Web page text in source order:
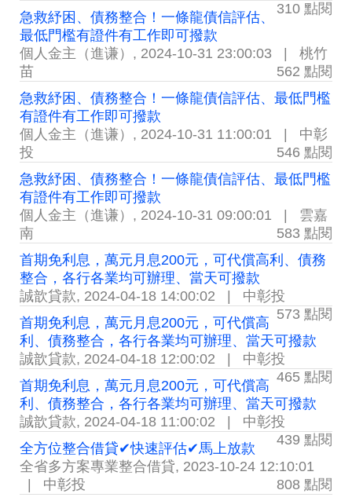
310 點閱
急救紓困、債務整合！一條龍債信評估、
最低門檻有證件有工作即可撥款
個人金主（進谦） , 2024-10-31 23:00:03
桃竹
苗
562 點閱
急救紓困、債務整合！一條龍債信評估、最低門檻
有證件有工作即可撥款
個人金主（進谦） , 2024-10-31 11:00:01
中彰
投
546 點閱
急救紓困、債務整合！一條龍債信評估、最低門檻
有證件有工作即可撥款
個人金主（進谦） , 2024-10-31 09:00:01
雲嘉
南
583 點閱
首期免利息，萬元月息200元，可代償高利、債務
整合，各行各業均可辦理、當天可撥款
誠歆貸款, 2024-04-18 14:00:02
中彰投
573 點閱
首期免利息，萬元月息200元，可代償高
利、債務整合，各行各業均可辦理、當天可撥款
誠歆貸款, 2024-04-18 12:00:02
中彰投
465 點閱
首期免利息，萬元月息200元，可代償高
利、債務整合，各行各業均可辦理、當天可撥款
誠歆貸款, 2024-04-18 11:00:02
中彰投
439 點閱
全方位整合借貸✔快速評估✔馬上放款
全省多方案專業整合借貸, 2023-10-24 12:10:01
中彰投
808 點閱